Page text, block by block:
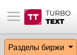
сообщения
Разделы биржи